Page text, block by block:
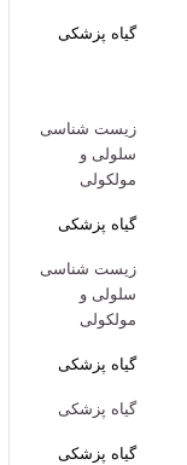
گیاه پزشکی
زیست شناسی
سلولی و
مولکولی
گیاه پزشکی
زیست شناسی
سلولی و
مولکولی
گیاه پزشکی
گیاه پزشکی
گیاه پزشکی